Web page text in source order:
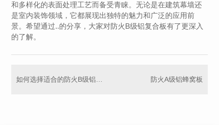
和多样化的表面处理工艺而备受青睐。无论是在建筑幕墙还
是室内装饰领域，它都展现出独特的魅力和广泛的应用前
景。希望通过..的分享，大家对防火B级铝复合板有了更深入
的了解。
防火A级铝蜂窝板